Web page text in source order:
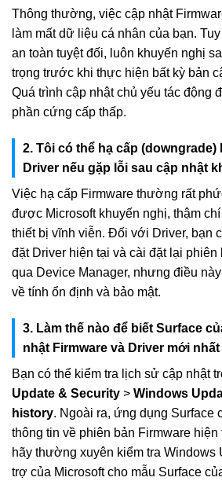
Thông thường, việc cập nhật
làm mất dữ liệu cá nhân của bạn.
an toàn tuyệt đối, luôn khuyến nghị
trọng trước khi thực hiện bất kỳ bản
Quá trình cập nhật chủ yếu tác động
phần cứng cấp thấp.
2. Tôi có thể hạ cấp (downgrade)
Driver nếu gặp lỗi sau cập nhật
Việc hạ cấp Firmware thường rất
được Microsoft khuyến nghị, thậm
thiết bị vĩnh viễn. Đối với Driver, bạn
đặt Driver hiện tại và cài đặt lại phiên
qua Device Manager, nhưng điều
về tính ổn định và bảo mật.
3. Làm thế nào để biết Surface
nhật Firmware và Driver mới
Bạn có thể kiểm tra lịch sử cập nhật
Update & Security > Windows
history. Ngoài ra, ứng dụng Surface
thông tin về phiên bản Firmware
hãy thường xuyên kiểm tra Windows
trợ của Microsoft cho mẫu Surface